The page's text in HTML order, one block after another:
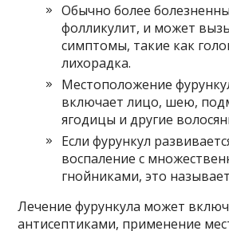
Обычно более
фолликулит, и может
симптомы, такие как
лихорадка.
Местоположение
включает лицо, шею,
ягодицы и другие
Если фурункул
воспаление с
гнойниками, это
Лечение фурункула может
антисептиками, применение